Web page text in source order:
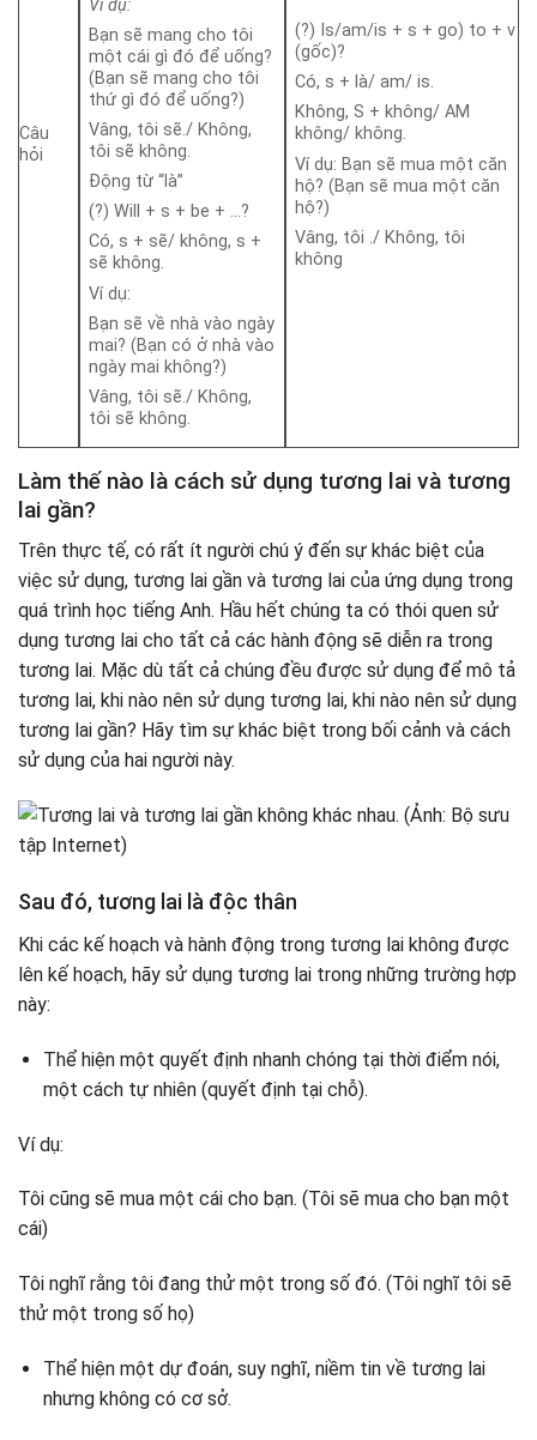
Câu
hỏi
Ví dụ:
Bạn sẽ mang cho tôi
một cái gì đó để uống?
(Bạn sẽ mang cho tôi
thứ gì đó để uống?)
Vâng, tôi sẽ./ Không,
tôi sẽ không.
Động từ “là”
(?) Will + s + be + …?
Có, s + sẽ/ không, s +
sẽ không.
Ví dụ:
Bạn sẽ về nhà vào ngày
mai? (Bạn có ở nhà vào
ngày mai không?)
Vâng, tôi sẽ./ Không,
tôi sẽ không.
(?) Is/am/is + s + go) to + v
(gốc)?
Có, s + là/ am/ is.
Không, S + không/ AM
không/ không.
Ví dụ: Bạn sẽ mua một căn
hộ? (Bạn sẽ mua một căn
hộ?)
Vâng, tôi ./ Không, tôi
không
Làm thế nào là cách sử dụng tương lai và tương
lai gần?
Trên thực tế, có rất ít người chú ý đến sự khác biệt của
việc sử dụng, tương lai gần và tương lai của ứng dụng trong
quá trình học tiếng Anh. Hầu hết chúng ta có thói quen sử
dụng tương lai cho tất cả các hành động sẽ diễn ra trong
tương lai. Mặc dù tất cả chúng đều được sử dụng để mô tả
tương lai, khi nào nên sử dụng tương lai, khi nào nên sử dụng
tương lai gần? Hãy tìm sự khác biệt trong bối cảnh và cách
sử dụng của hai người này.
Sau đó, tương lai là độc thân
Khi các kế hoạch và hành động trong tương lai không được
lên kế hoạch, hãy sử dụng tương lai trong những trường hợp
này:
Thể hiện một quyết định nhanh chóng tại thời điểm nói,
một cách tự nhiên (quyết định tại chỗ).
Ví dụ:
Tôi cũng sẽ mua một cái cho bạn. (Tôi sẽ mua cho bạn một
cái)
Tôi nghĩ rằng tôi đang thử một trong số đó. (Tôi nghĩ tôi sẽ
thử một trong số họ)
Thể hiện một dự đoán, suy nghĩ, niềm tin về tương lai
nhưng không có cơ sở.